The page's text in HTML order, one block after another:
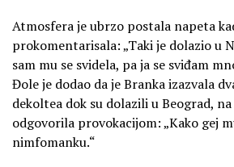
Atmosfera je ubrzo postala napeta
prokomentarisala: „Taki je dolazio u
sam mu se svidela, pa ja se sviđam
Đole je dodao da je Branka izazvala
dekoltea dok su dolazili u Beograd,
odgovorila provokacijom: „Kako gej
nimfomanku.“